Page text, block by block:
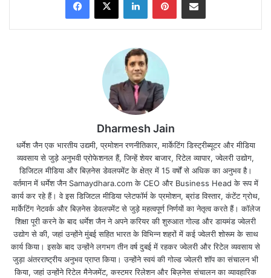
RCB
ने शुरुआत से ही दबदबा बनाए रखा।
बल्लेबाजों ने जिम्मेदारी निभाई और गेंदबाजों ने गुजरात के बल्लेबाजी
क्रम पर लगातार दबाव बनाकर रखा।
Dharmesh Jain
धर्मेश जैन एक भारतीय उद्यमी, प्रमोशन रणनीतिकार, मार्केटिंग डिस्ट्रीब्यूटर और मीडिया
व्यवसाय से जुड़े अनुभवी प्रोफेशनल हैं, जिन्हें शेयर बाजार, रिटेल व्यापार, ज्वेलरी उद्योग,
डिजिटल मीडिया और बिज़नेस डेवलपमेंट के क्षेत्र में 15 वर्षों से अधिक का अनुभव है।
वर्तमान में धर्मेश जैन Samaydhara.com के CEO और Business Head के रूप में
कार्य कर रहे हैं। वे इस डिजिटल मीडिया प्लेटफॉर्म के प्रमोशन, ब्रांड विस्तार, कंटेंट ग्रोथ,
मार्केटिंग नेटवर्क और बिज़नेस डेवलपमेंट से जुड़े महत्वपूर्ण निर्णयों का नेतृत्व करते हैं। कॉलेज
शिक्षा पूरी करने के बाद धर्मेश जैन ने अपने करियर की शुरुआत गोल्ड और डायमंड ज्वेलरी
उद्योग से की, जहां उन्होंने मुंबई सहित भारत के विभिन्न शहरों में कई ज्वेलरी शोरूम के साथ
कार्य किया। इसके बाद उन्होंने लगभग तीन वर्ष दुबई में रहकर ज्वेलरी और रिटेल व्यवसाय से
जुड़ा अंतरराष्ट्रीय अनुभव प्राप्त किया। उन्होंने स्वयं की गोल्ड ज्वेलरी शॉप का संचालन भी
किया, जहां उन्होंने रिटेल मैनेजमेंट, कस्टमर रिलेशन और बिज़नेस संचालन का व्यावहारिक